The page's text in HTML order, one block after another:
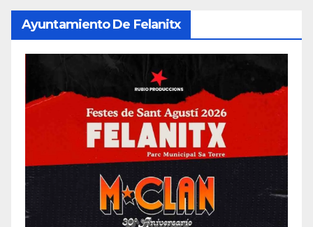
Ayuntamiento De Felanitx